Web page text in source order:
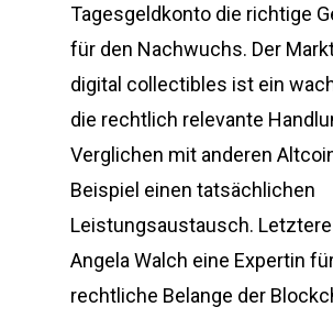
Tagesgeldkonto die richtige
für den Nachwuchs. Der
digital collectibles ist ein
die rechtlich relevante
Verglichen mit anderen
Beispiel einen tatsächlichen
Leistungsaustausch.
Angela Walch eine Expertin
rechtliche Belange der